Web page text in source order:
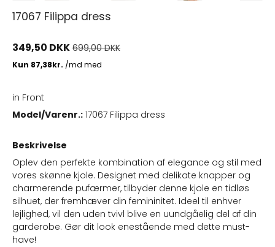
17067 Filippa dress
349,50 DKK 699,00 DKK
in Front
Model/Varenr.: 17067 Filippa dress
Beskrivelse
Oplev den perfekte kombination af elegance og stil med
vores skønne kjole. Designet med delikate knapper og
charmerende pufærmer, tilbyder denne kjole en tidløs
silhuet, der fremhæver din femininitet. Ideel til enhver
lejlighed, vil den uden tvivl blive en uundgåelig del af din
garderobe. Gør dit look enestående med dette must-
have!